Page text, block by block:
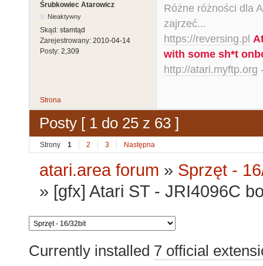
Śrubkowiec Atarowicz
Nieaktywny
Skąd: stamtąd
Zarejestrowany: 2010-04-14
Posty: 2,309
Różne różności dla
zajrzeć...
https://reversing.pl
with some sh*t
http://atari.myftp.org
Strona
Posty [ 1 do 25 z 63 ]
Strony 1 2 3 Następna
atari.area forum » Sprzęt -
» [gfx] Atari ST - JRI4096C
Currently installed 7 official